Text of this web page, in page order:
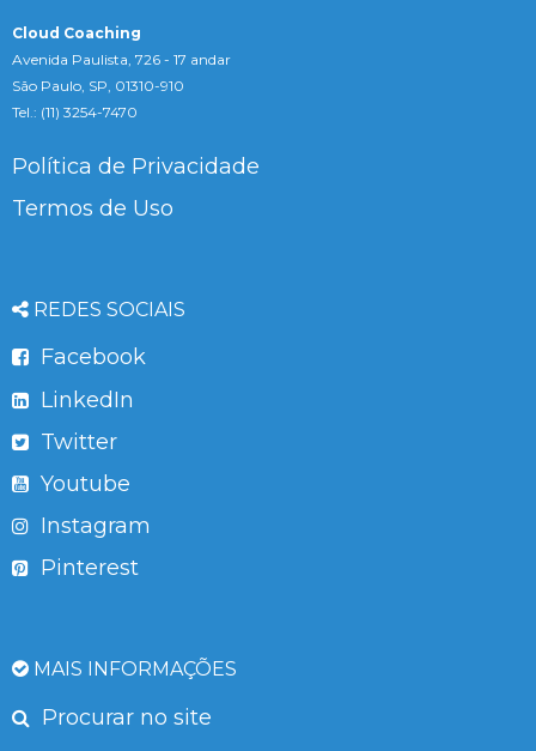
Cloud Coaching
Avenida Paulista, 726 - 17 andar
São Paulo, SP, 01310-910
Tel.: (11) 3254-7470
Política de Privacidade
Termos de Uso
REDES SOCIAIS
Facebook
LinkedIn
Twitter
Youtube
Instagram
Pinterest
MAIS INFORMAÇÕES
Procurar no site